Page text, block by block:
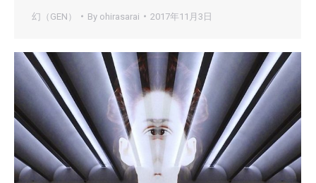
幻（GEN） By ohirasarai 2017年11月3日